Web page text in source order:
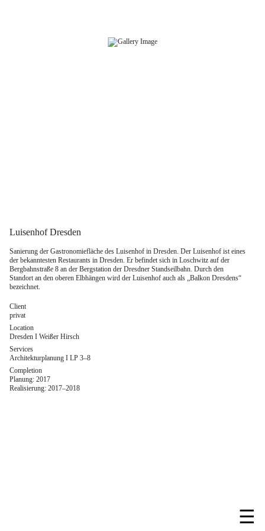
Luisenhof Dresden
Sanierung der Gastronomiefläche des Luisenhof in Dresden. Der Luisenhof ist eines
der bekanntesten Restaurants in Dresden. Er befindet sich in Loschwitz auf der
Bergbahnstraße 8 an der Bergstation der Dresdner Standseilbahn. Durch den
Standort an den oberen Elbhängen wird der Luisenhof auch als „Balkon Dresdens“
bezeichnet.
Client
privat
Location
Dresden I Weißer Hirsch
Services
Architekturplanung I LP 3–8
Completion
Planung: 2017
Realisierung: 2017–2018
☰